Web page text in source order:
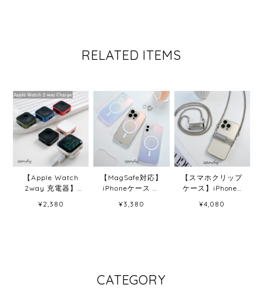
RELATED ITEMS
【Apple Watch
2way 充電器】
2way アップルウ
¥2,380
【MagSafe対応】
iPhoneケース オ
¥3,380
【スマホクリップ
ケース】iPhone/
ョルダー
¥4,080
CATEGORY